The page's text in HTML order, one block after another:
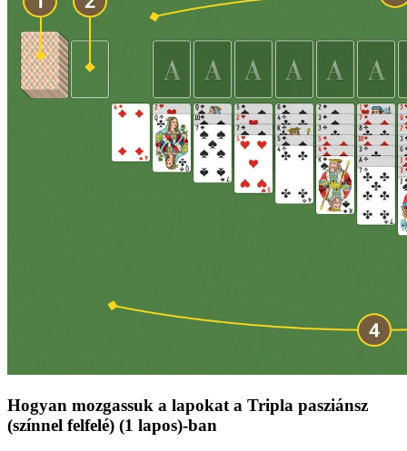
Hogyan mozgassuk a lapokat a Tripla pasziánsz
(színnel felfelé) (1 lapos)-ban